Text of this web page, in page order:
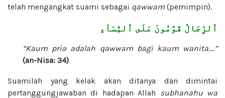
telah mengangkat suami sebagai qawwam (pemimpin).
ٱلرِّجَالُ قَوَّٰمُونَ عَلَى ٱلنِّسَآءِ
“Kaum pria adalah qawwam bagi kaum wanita….”
(an-Nisa: 34)
Suamilah yang kelak akan ditanya dan dimintai
pertanggungjawaban di hadapan Allah subhanahu wa